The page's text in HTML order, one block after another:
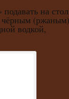
на
чёрным (ржаным)
водкой,